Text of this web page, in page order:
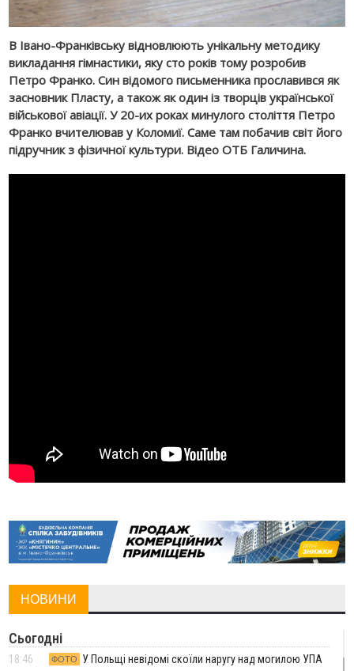
В Івано-Франківську відновлюють унікальну методику
викладання гімнастики, яку сто років тому розробив
Петро Франко. Син відомого письменника прославився як
засновник Пласту, а також як один із творців української
військової авіації. У 20-их роках минулого століття Петро
Франко вчителював у Коломиї. Саме там побачив світ його
підручник з фізичної культури. Відео ОТБ Галичина.
НОВИНИ
Сьогодні
18:46 ФОТО
У Польщі невідомі скоїли наругу над могилою УПА